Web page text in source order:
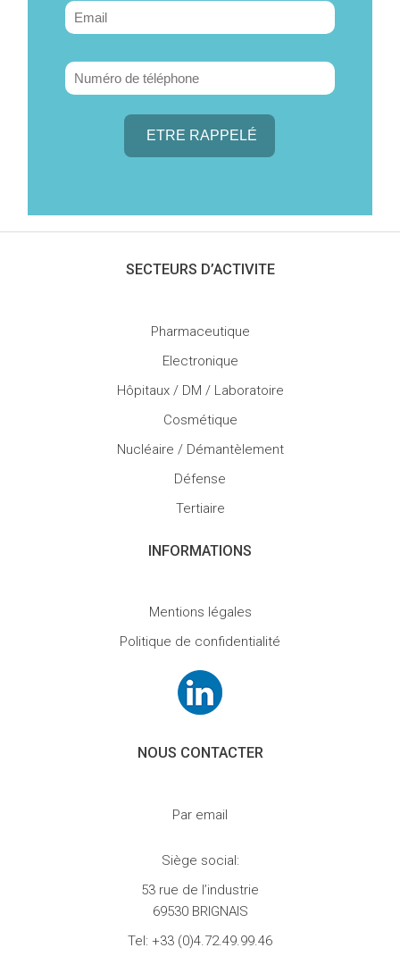
SECTEURS D’ACTIVITE
Pharmaceutique
Electronique
Hôpitaux / DM / Laboratoire
Cosmétique
Nucléaire / Démantèlement
Défense
Tertiaire
INFORMATIONS
Mentions légales
Politique de confidentialité
NOUS CONTACTER
Par email
Siège social:
53 rue de l’industrie
69530 BRIGNAIS
Tel: +33 (0)4.72.49.99.46